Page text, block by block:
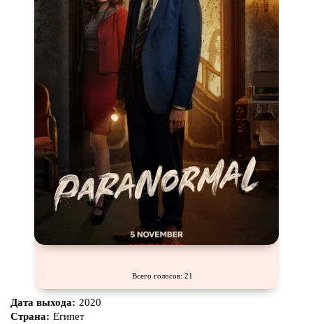
Всего голосов: 21
Дата выхода: 2020
Страна: Египет